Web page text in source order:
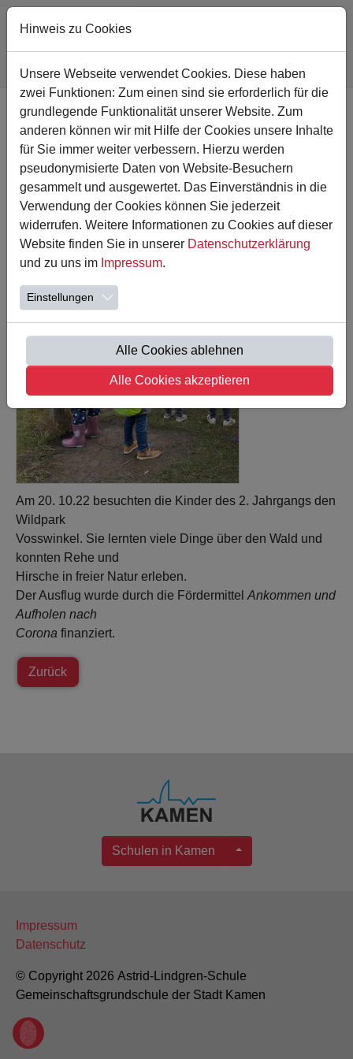
Zum Hauptinhalt springen
Sie sind hier:
Astrid-Lindgren-Schule Nachricht
Ausflug zum Wildwald
Vosswinkel
21.12.2022
Am 20. 10.22 besuchten die Kinder des 2. Jahrgangs den
Wildpark
Vosswinkel. Sie lernten viele Dinge über den Wald und
konnten Rehe und
Hirsche in freier Natur erleben.
Der Ausflug wurde durch die Fördermittel Ankommen und
Aufholen nach
Corona finanziert.
Zurück
Schulen in Kamen
Impressum
Datenschutz
© Copyright 2026 Astrid-Lindgren-Schule
Gemeinschaftsgrundschule der Stadt Kamen
Hinweis zu Cookies
Unsere Webseite verwendet Cookies. Diese haben
zwei Funktionen: Zum einen sind sie erforderlich für die
grundlegende Funktionalität unserer Website. Zum
anderen können wir mit Hilfe der Cookies unsere Inhalte
für Sie immer weiter verbessern. Hierzu werden
pseudonymisierte Daten von Website-Besuchern
gesammelt und ausgewertet. Das Einverständnis in die
Verwendung der Cookies können Sie jederzeit
widerrufen. Weitere Informationen zu Cookies auf dieser
Website finden Sie in unserer Datenschutzerklärung
und zu uns im Impressum.
Einstellungen
Alle Cookies ablehnen
Alle Cookies akzeptieren